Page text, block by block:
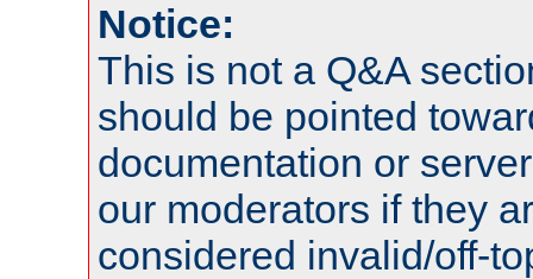
Notice:
This is not a Q&A
should be pointed
documentation or
our moderators if they
considered invalid/off-